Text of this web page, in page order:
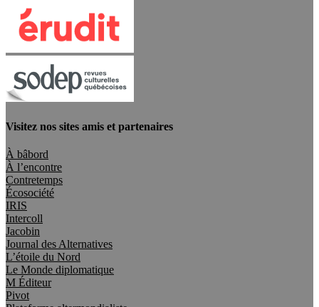
Visitez nos sites amis et partenaires
À bâbord
À l’encontre
Contretemps
Écosociété
IRIS
Intercoll
Jacobin
Journal des Alternatives
L’étoile du Nord
Le Monde diplomatique
M Éditeur
Pivot